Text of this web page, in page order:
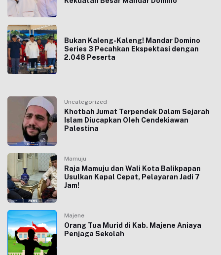
Bukan Kaleng-Kaleng! Mandar Domino
Series 3 Pecahkan Ekspektasi dengan
2.048 Peserta
Uncategorized
Khotbah Jumat Terpendek Dalam Sejarah
Islam Diucapkan Oleh Cendekiawan
Palestina
Mamuju
Raja Mamuju dan Wali Kota Balikpapan
Usulkan Kapal Cepat, Pelayaran Jadi 7
Jam!
Majene
Orang Tua Murid di Kab. Majene Aniaya
Penjaga Sekolah